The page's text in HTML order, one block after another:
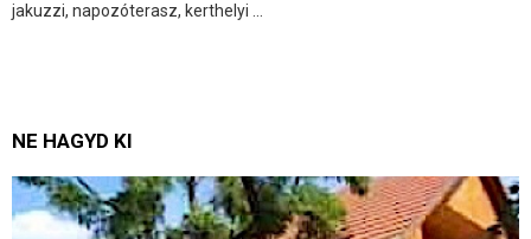
jakuzzi, napozóterasz, kerthelyi ...
NE HAGYD KI